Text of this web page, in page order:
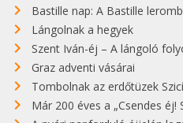
Bastille nap: A Bastille
Lángolnak a hegyek
Szent Iván-éj – A lángoló
Graz adventi vásárai
Tombolnak az erdőtüzek
Már 200 éves a „Csendes éj!